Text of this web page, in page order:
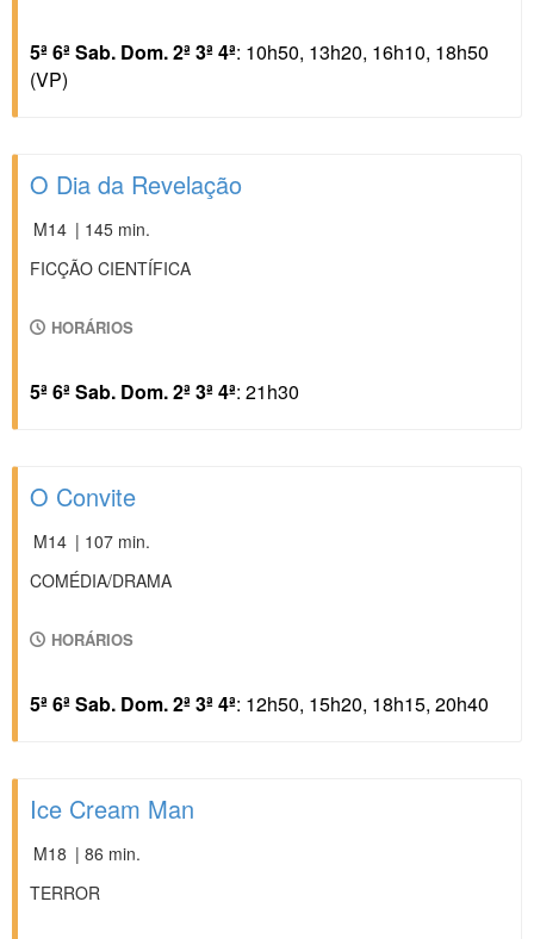
5ª 6ª Sab. Dom. 2ª 3ª 4ª: 10h50, 13h20, 16h10, 18h50
(VP)
O Dia da Revelação
M14 | 145 min.
FICÇÃO CIENTÍFICA
HORÁRIOS
5ª 6ª Sab. Dom. 2ª 3ª 4ª: 21h30
O Convite
M14 | 107 min.
COMÉDIA/DRAMA
HORÁRIOS
5ª 6ª Sab. Dom. 2ª 3ª 4ª: 12h50, 15h20, 18h15, 20h40
Ice Cream Man
M18 | 86 min.
TERROR